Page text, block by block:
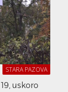
STARA PAZOVA
uskoro